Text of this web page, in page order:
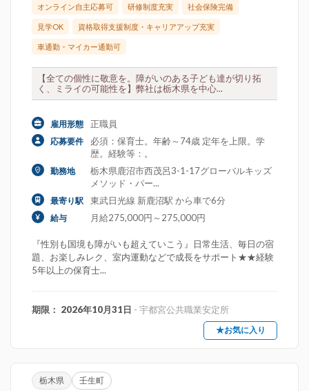
オンライン自主応募可 研修制度充実 社会保険完備
見学OK 資格取得支援制度・キャリアアップ充実
車通勤・マイカー通勤可
【全ての個性に敬意を。障がいのある子ども達が切り拓
く、ミライの可能性を】弊社は栃木県を中心...
雇用形態 正職員
応募要件
必須：保育士。年齢～74歳 定年を上限。学
歴。経験等：。
勤務地
栃木県鹿沼市西茂呂3-1-17グローバルキッズ
メソッド・パー...
最寄り駅 東武日光線 新鹿沼駅 から車で6分
給与 月給275,000円～275,000円
『性別も国境も障がいも超えていこう』日常生活、毎日の宿
題、お楽しみレク、室内運動などで成長をサポート★★経験
5年以上の保育士...
期限： 2026年10月31日 - 宇都宮公共職業安定所
★お気に入り
栃木県 壬生町